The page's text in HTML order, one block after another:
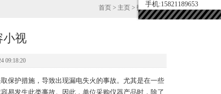
首页 > 主页 > 技术文章>
小视
09:18:20
保护措施，导致出现漏电失火的事故。尤其是在一些
易发生此类事故。因此，单位采购仪器产品时，除了
手机:15821189653